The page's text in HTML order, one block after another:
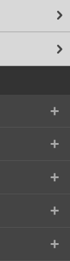
+
+
+
+
+